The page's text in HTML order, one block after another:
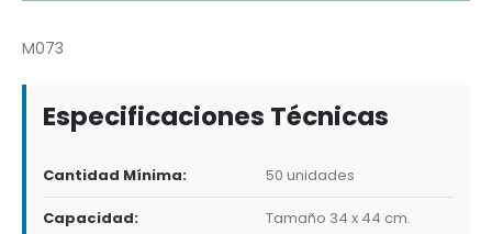
M073
Especificaciones Técnicas
Cantidad Mínima: 50 unidades
Capacidad: Tamaño 34 x 44 cm.